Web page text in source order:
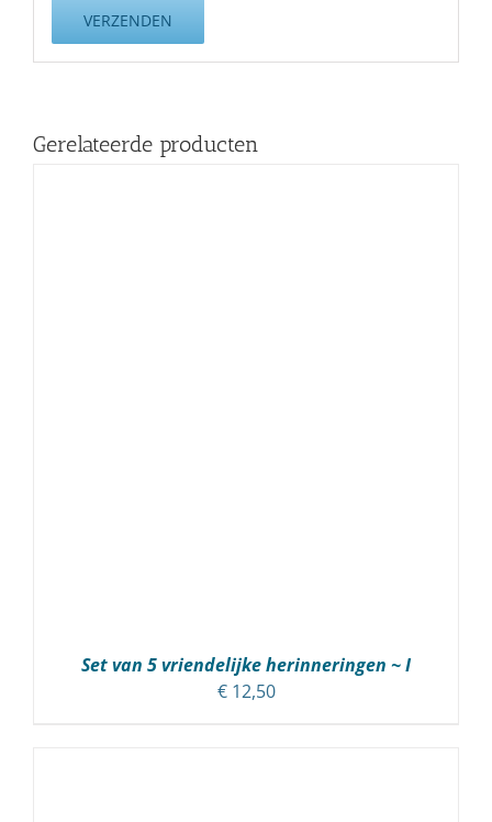
Gerelateerde producten
Set van 5 vriendelijke herinneringen ~ I
€12,50